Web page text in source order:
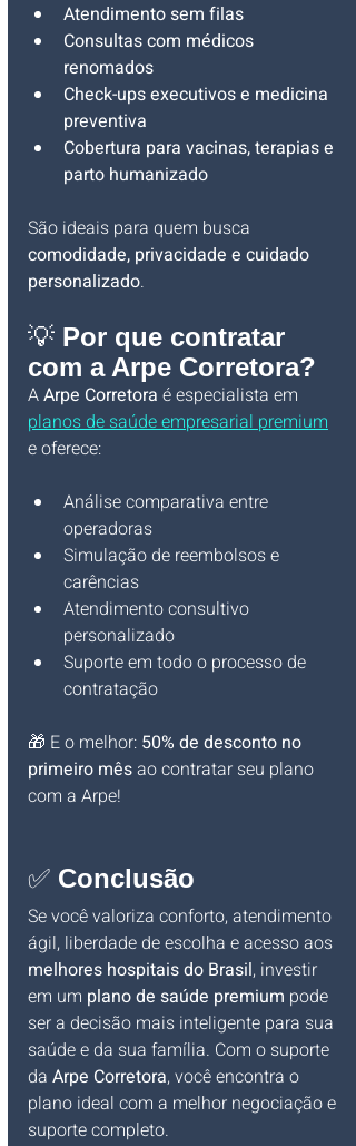
Atendimento sem filas
Consultas com médicos
renomados
Check-ups executivos e medicina
preventiva
Cobertura para vacinas, terapias e
parto humanizado
São ideais para quem busca
comodidade, privacidade e cuidado
personalizado.
💡 Por que contratar
com a Arpe Corretora?
A Arpe Corretora é especialista em
planos de saúde empresarial premium
e oferece:
Análise comparativa entre
operadoras
Simulação de reembolsos e
carências
Atendimento consultivo
personalizado
Suporte em todo o processo de
contratação
🎁 E o melhor: 50% de desconto no
primeiro mês ao contratar seu plano
com a Arpe!
✅ Conclusão
Se você valoriza conforto, atendimento
ágil, liberdade de escolha e acesso aos
melhores hospitais do Brasil, investir
em um plano de saúde premium pode
ser a decisão mais inteligente para sua
saúde e da sua família. Com o suporte
da Arpe Corretora, você encontra o
plano ideal com a melhor negociação e
suporte completo.